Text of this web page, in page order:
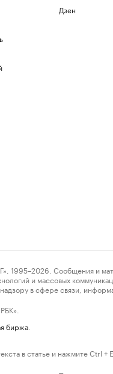
Дзен
Сообщения и
и массовых
в сфере связи,
биржа
в статье и нажмите Ctrl +